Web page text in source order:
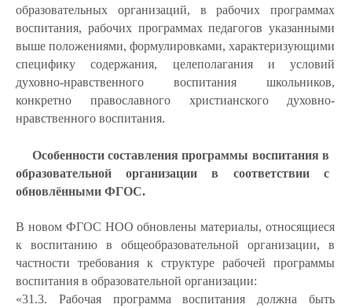
образовательных организаций, в рабочих программах
воспитания, рабочих программах педагогов указанными
выше положениями, формулировками, характеризующими
специфику содержания, целеполагания и условий
духовно-нравственного воспитания школьников,
конкретно православного христианского духовно-
нравственного воспитания.
Особенности составления программы воспитания в
образовательной организации в соответствии с
обновлёнными ФГОС.
В новом ФГОС НОО обновлены материалы, относящиеся
к
воспитанию в общеобразовательной организации, в
частности требования к структуре рабочей программы
воспитания в образовательной организации:
«31.3. Рабочая программа воспитания должна быть